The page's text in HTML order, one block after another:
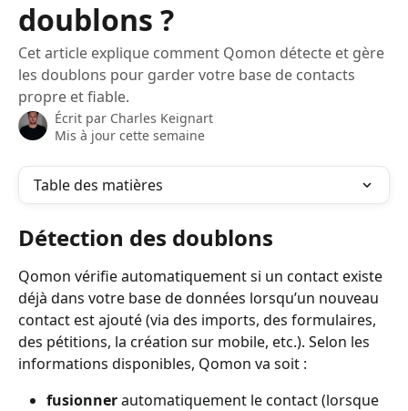
doublons ?
Cet article explique comment Qomon détecte et gère
les doublons pour garder votre base de contacts
propre et fiable.
Écrit par Charles Keignart
Mis à jour cette semaine
Table des matières
Détection des doublons
Qomon vérifie automatiquement si un contact existe
déjà dans votre base de données lorsqu’un nouveau
contact est ajouté (via des imports, des formulaires,
des pétitions, la création sur mobile, etc.). Selon les
informations disponibles, Qomon va soit :
fusionner automatiquement le contact (lorsque